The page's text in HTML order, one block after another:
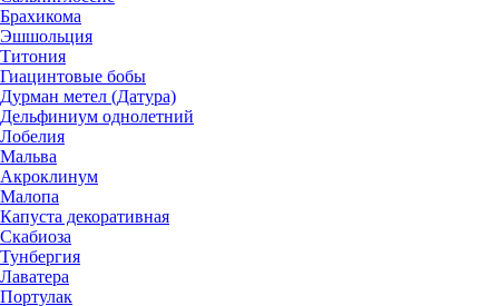
Брахикома
Эшшольция
Титония
Гиацинтовые бобы
Дурман метел (Датура)
Дельфиниум однолетний
Лобелия
Мальва
Акроклинум
Малопа
Капуста декоративная
Скабиоза
Тунбергия
Лаватера
Портулак